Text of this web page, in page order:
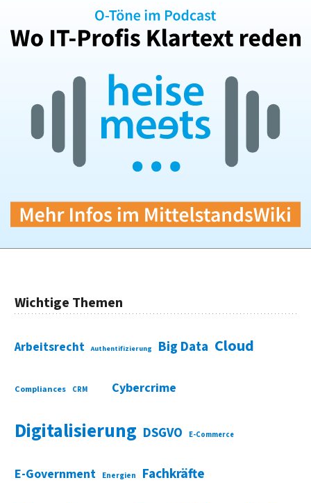
Wichtige Themen
Arbeitsrecht Authentifizierung Big Data Cloud
Compliances CRM Cybercrime
Digitalisierung DSGVO E-Commerce
E-Government Energien Fachkräfte